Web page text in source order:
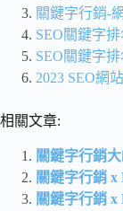
關鍵字行銷-
SEO關鍵字
SEO關鍵字
2023 SEO網
相關文章:
關鍵字行銷
關鍵字行銷
關鍵字行銷